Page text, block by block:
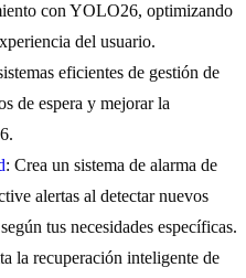
con YOLO26, optimizando
del usuario.
eficientes de gestión de
de espera y mejorar la
: Crea un sistema de alarma de
alertas al detectar nuevos
tus necesidades específicas.
la recuperación inteligente de